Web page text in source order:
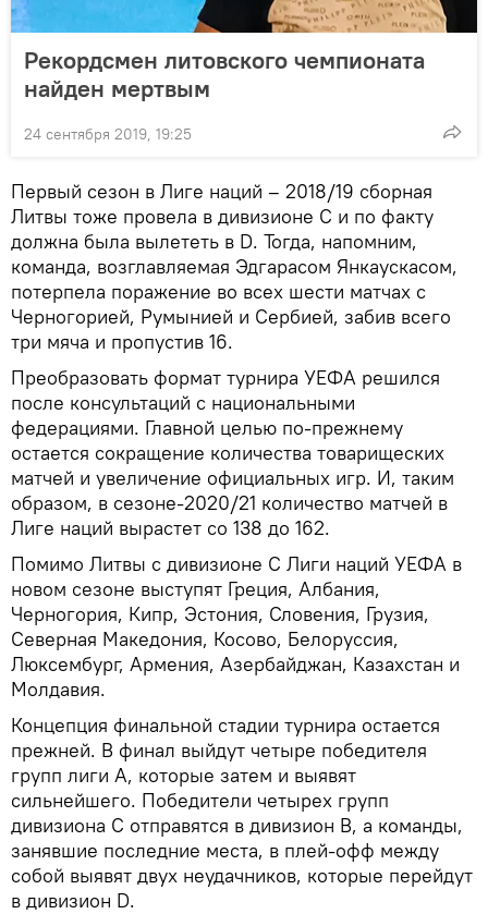
Рекордсмен литовского чемпионата
найден мертвым
24 сентября 2019, 19:25
Первый сезон в Лиге наций – 2018/19 сборная
Литвы тоже провела в дивизионе С и по факту
должна была вылететь в D. Тогда, напомним,
команда, возглавляемая Эдгарасом Янкаускасом,
потерпела поражение во всех шести матчах с
Черногорией, Румынией и Сербией, забив всего
три мяча и пропустив 16.
Преобразовать формат турнира УЕФА решился
после консультаций с национальными
федерациями. Главной целью по-прежнему
остается сокращение количества товарищеских
матчей и увеличение официальных игр. И, таким
образом, в сезоне-2020/21 количество матчей в
Лиге наций вырастет со 138 до 162.
Помимо Литвы с дивизионе С Лиги наций УЕФА в
новом сезоне выступят Греция, Албания,
Черногория, Кипр, Эстония, Словения, Грузия,
Северная Македония, Косово, Белоруссия,
Люксембург, Армения, Азербайджан, Казахстан и
Молдавия.
Концепция финальной стадии турнира остается
прежней. В финал выйдут четыре победителя
групп лиги А, которые затем и выявят
сильнейшего. Победители четырех групп
дивизиона С отправятся в дивизион В, а команды,
занявшие последние места, в плей-офф между
собой выявят двух неудачников, которые перейдут
в дивизион D.